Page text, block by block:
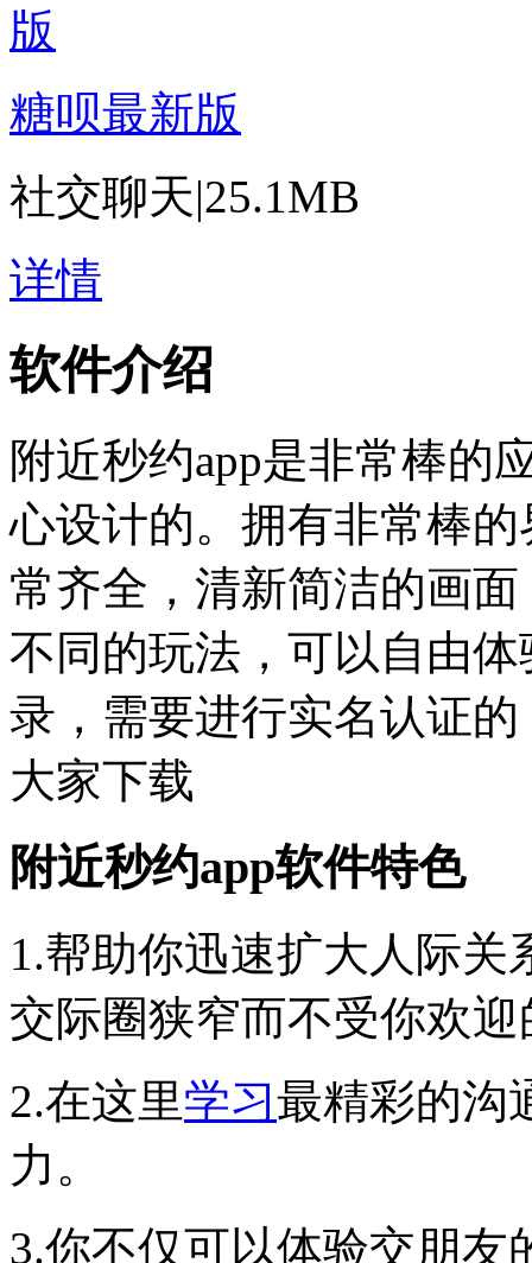
糖呗最新版
社交聊天|25.1MB
详情
软件介绍
附近秒约app是非常棒的
心设计的。拥有非常棒
常齐全，清新简洁的画
不同的玩法，可以自由
录，需要进行实名认证
大家下载
附近秒约app软件特色
1.帮助你迅速扩大人际
交际圈狭窄而不受你欢迎
2.在这里学习最精彩的沟
力。
3.你不仅可以体验交朋友